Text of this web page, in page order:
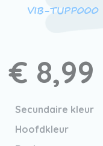
VIB-TUPP000
€ 8,99
Secundaire kleur
Hoofdkleur